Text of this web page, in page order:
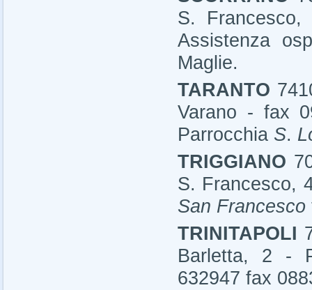
S.
Assistenza
Maglie.
TARANTO
Varano - fax
Parrocchia S.
TRIGGIANO
S. Francesco,
San Francesco
TRINITAPOLI
Barletta, 2 -
632947 fax